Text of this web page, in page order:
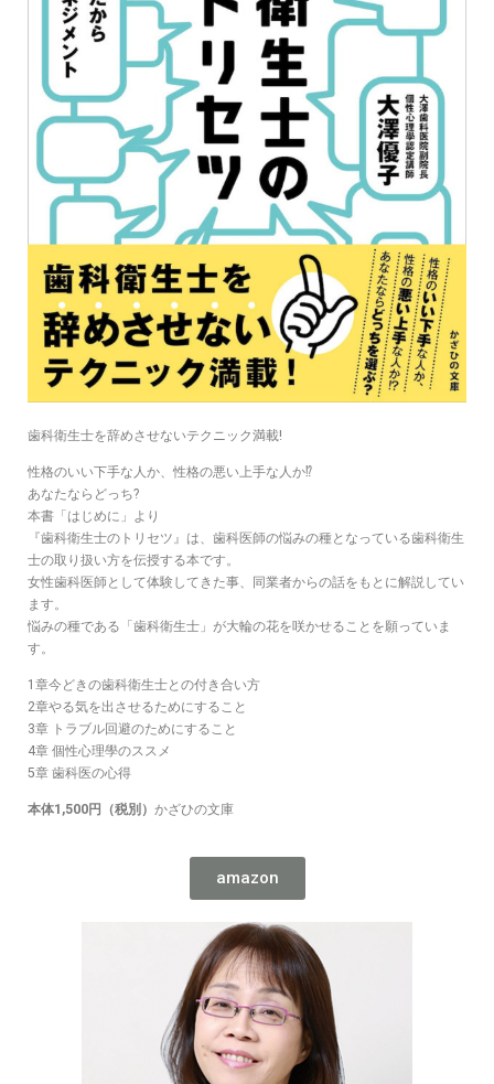
歯科衛生士を辞めさせないテクニック満載!
性格のいい下手な人か、性格の悪い上手な人か⁉
あなたならどっち?
本書「はじめに」より
『歯科衛生士のトリセツ』は、歯科医師の悩みの種となっている歯科衛生
士の取り扱い方を伝授する本です。
女性歯科医師として体験してきた事、同業者からの話をもとに解説してい
ます。
悩みの種である「歯科衛生士」が大輪の花を咲かせることを願っていま
す。
1章今どきの歯科衛生士との付き合い方
2章やる気を出させるためにすること
3章 トラブル回避のためにすること
4章 個性心理學のススメ
5章 歯科医の心得
本体1,500円（税別） かざひの文庫
amazon